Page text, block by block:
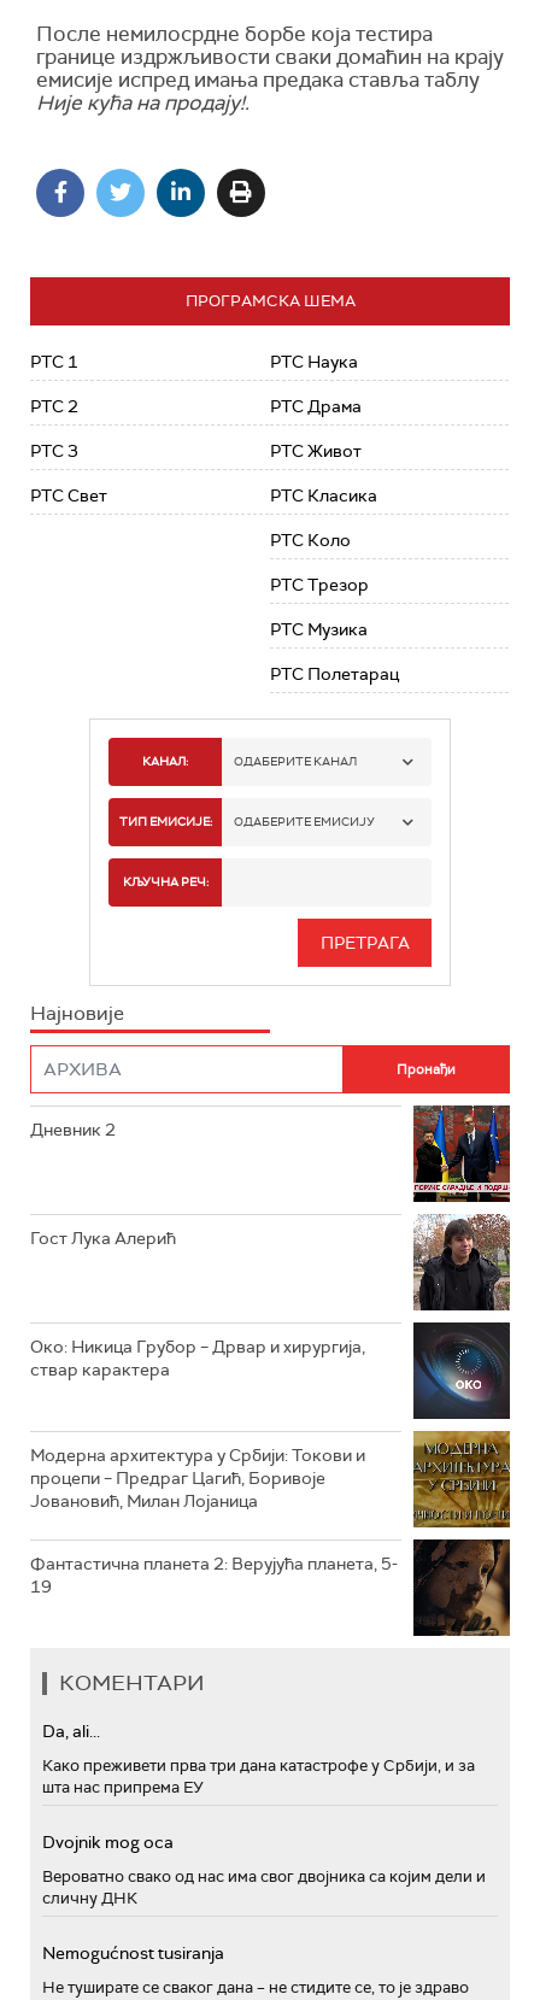
После немилосрдне борбе која тестира
границе издржљивости сваки домаћин на крају
емисије испред имања предака ставља таблу
Није кућа на продају!.
ПРОГРАМСКА ШЕМА
РТС 1
РТС 2
РТС 3
РТС Свет
РТС Наука
РТС Драма
РТС Живот
РТС Класика
РТС Коло
РТС Трезор
РТС Музика
РТС Полетарац
КАНАЛ: ОДАБЕРИТЕ КАНАЛ
РТС 1
РТС 3
ТИП ЕМИСИЈЕ: ОДАБЕРИТЕ ЕМИСИЈУ
ИНФО
КЉУЧНА РЕЧ:
Најновије
Дневник 2
Гост Лука Алерић
Око: Никица Грубор – Дрвар и хирургија,
ствар карактера
Модерна архитектура у Србији: Токови и
процепи – Предраг Цагић, Боривоје
Јовановић, Милан Лојаница
Фантастична планета 2: Верујућа планета, 5-
19
КОМЕНТАРИ
Da, ali...
Како преживети прва три дана катастрофе у Србији, и за
шта нас припрема ЕУ
Dvojnik mog oca
Вероватно свако од нас има свог двојника са којим дели и
сличну ДНК
Nemogućnost tusiranja
Не туширате се сваког дана – не стидите се, то је здраво